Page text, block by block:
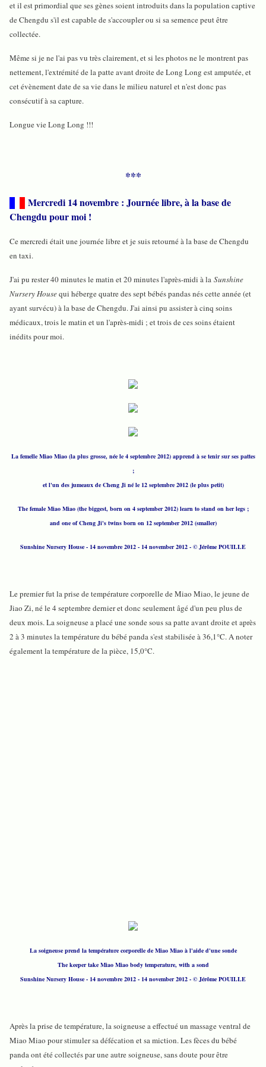
et il est primordial que ses gènes soient introduits dans la population captive
de Chengdu s'il est capable de s'accoupler ou si sa semence peut être
collectée.
Même si je ne l'ai pas vu très clairement, et si les photos ne le montrent pas
nettement, l'extrémité de la patte avant droite de Long Long est amputée, et
cet évènement date de sa vie dans le milieu naturel et n'est donc pas
consécutif à sa capture.
Longue vie Long Long !!!
***
Mercredi 14 novembre : Journée libre, à la base de
Chengdu pour moi !
Ce mercredi était une journée libre et je suis retourné à la base de Chengdu
en taxi.
J'ai pu rester 40 minutes le matin et 20 minutes l'après-midi à la Sunshine
Nursery Housequi héberge quatre des sept bébés pandas nés cette année (et
ayant survécu) à la base de Chengdu. J'ai ainsi pu assister à cinq soins
médicaux, trois le matin et un l'après-midi ; et trois de ces soins étaient
inédits pour moi.
La femelle Miao Miao (la plus grosse, née le 4 septembre 2012) apprend à se tenir sur ses pattes
;
et l'un des jumeaux de Cheng Ji né le 12 septembre 2012 (le plus petit)
The female Miao Miao (the biggest, born on 4 september 2012) learn to stand on her legs ;
and one of Cheng Ji's twins born on 12 september 2012 (smaller)
Sunshine Nursery House - 14 novembre 2012 - 14 november 2012 - © Jérôme POUILLE
Le premier fut la prise de température corporelle de Miao Miao, le jeune de
Jiao Zi, né le 4 septembre dernier et donc seulement âgé d'un peu plus de
deux mois. La soigneuse a placé une sonde sous sa patte avant droite et après
2 à 3 minutes la température du bébé panda s'est stabilisée à 36,1°C. A noter
également la température de la pièce, 15,0°C.
La soigneuse prend la température corporelle de Miao Miao à l'aide d'une sonde
The keeper take Miao Miao body temperature, with a sond
Sunshine Nursery House - 14 novembre 2012 - 14 november 2012 - © Jérôme POUILLE
Après la prise de température, la soigneuse a effectué un massage ventral de
Miao Miao pour stimuler sa défécation et sa miction. Les fèces du bébé
panda ont été collectés par une autre soigneuse, sans doute pour être